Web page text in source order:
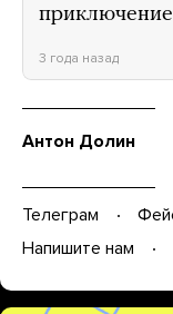
3 года назад
Антон Долин
Телеграм
Напишите нам